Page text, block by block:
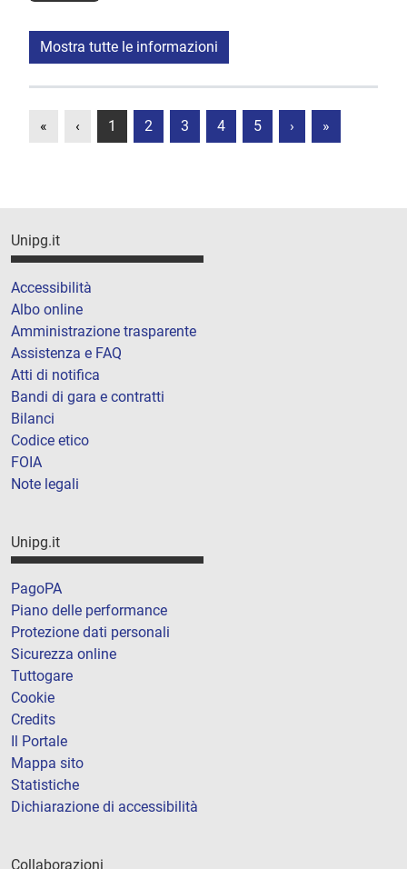
Mostra tutte le informazioni
« ‹ 1 2 3 4 5 › »
Unipg.it
Accessibilità
Albo online
Amministrazione trasparente
Assistenza e FAQ
Atti di notifica
Bandi di gara e contratti
Bilanci
Codice etico
FOIA
Note legali
Unipg.it
PagoPA
Piano delle performance
Protezione dati personali
Sicurezza online
Tuttogare
Cookie
Credits
Il Portale
Mappa sito
Statistiche
Dichiarazione di accessibilità
Collaborazioni